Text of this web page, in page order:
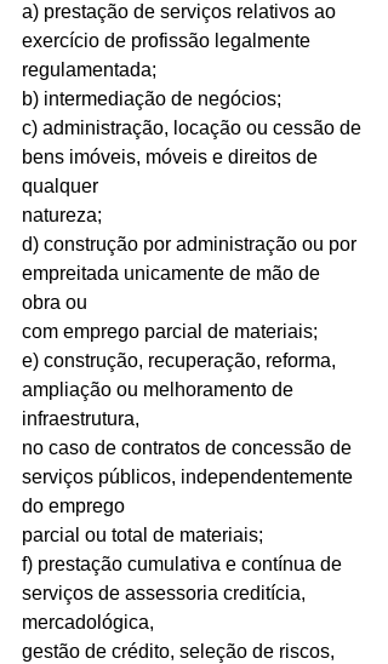
a) prestação de serviços relativos ao
exercício de profissão legalmente
regulamentada;
b) intermediação de negócios;
c) administração, locação ou cessão de
bens imóveis, móveis e direitos de
qualquer
natureza;
d) construção por administração ou por
empreitada unicamente de mão de
obra ou
com emprego parcial de materiais;
e) construção, recuperação, reforma,
ampliação ou melhoramento de
infraestrutura,
no caso de contratos de concessão de
serviços públicos, independentemente
do emprego
parcial ou total de materiais;
f) prestação cumulativa e contínua de
serviços de assessoria creditícia,
mercadológica,
gestão de crédito, seleção de riscos,